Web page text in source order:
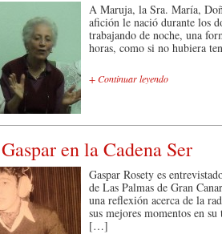
A Maruja, la Sra. María,
afición le nació durante los
trabajando de noche, una
horas, como si no hubiera
+ Continuar leyendo
en la Cadena Ser
Gaspar Rosety es
de Las Palmas de Gran
una reflexión acerca de la
sus mejores momentos en
[…]